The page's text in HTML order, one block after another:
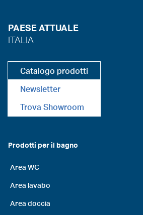
PAESE ATTUALE
ITALIA
Catalogo prodotti
Newsletter
Trova Showroom
Prodotti per il bagno
Area WC
Area lavabo
Area doccia